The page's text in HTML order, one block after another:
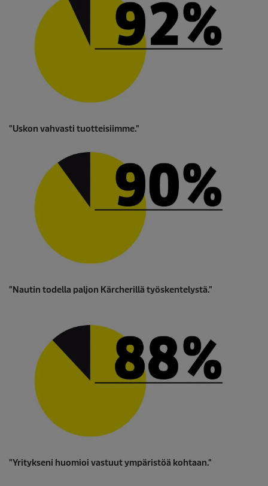
"Uskon vahvasti tuotteisiimme."
"Nautin todella paljon Kärcherillä työskentelystä."
"Yritykseni huomioi vastuut ympäristöä kohtaan."